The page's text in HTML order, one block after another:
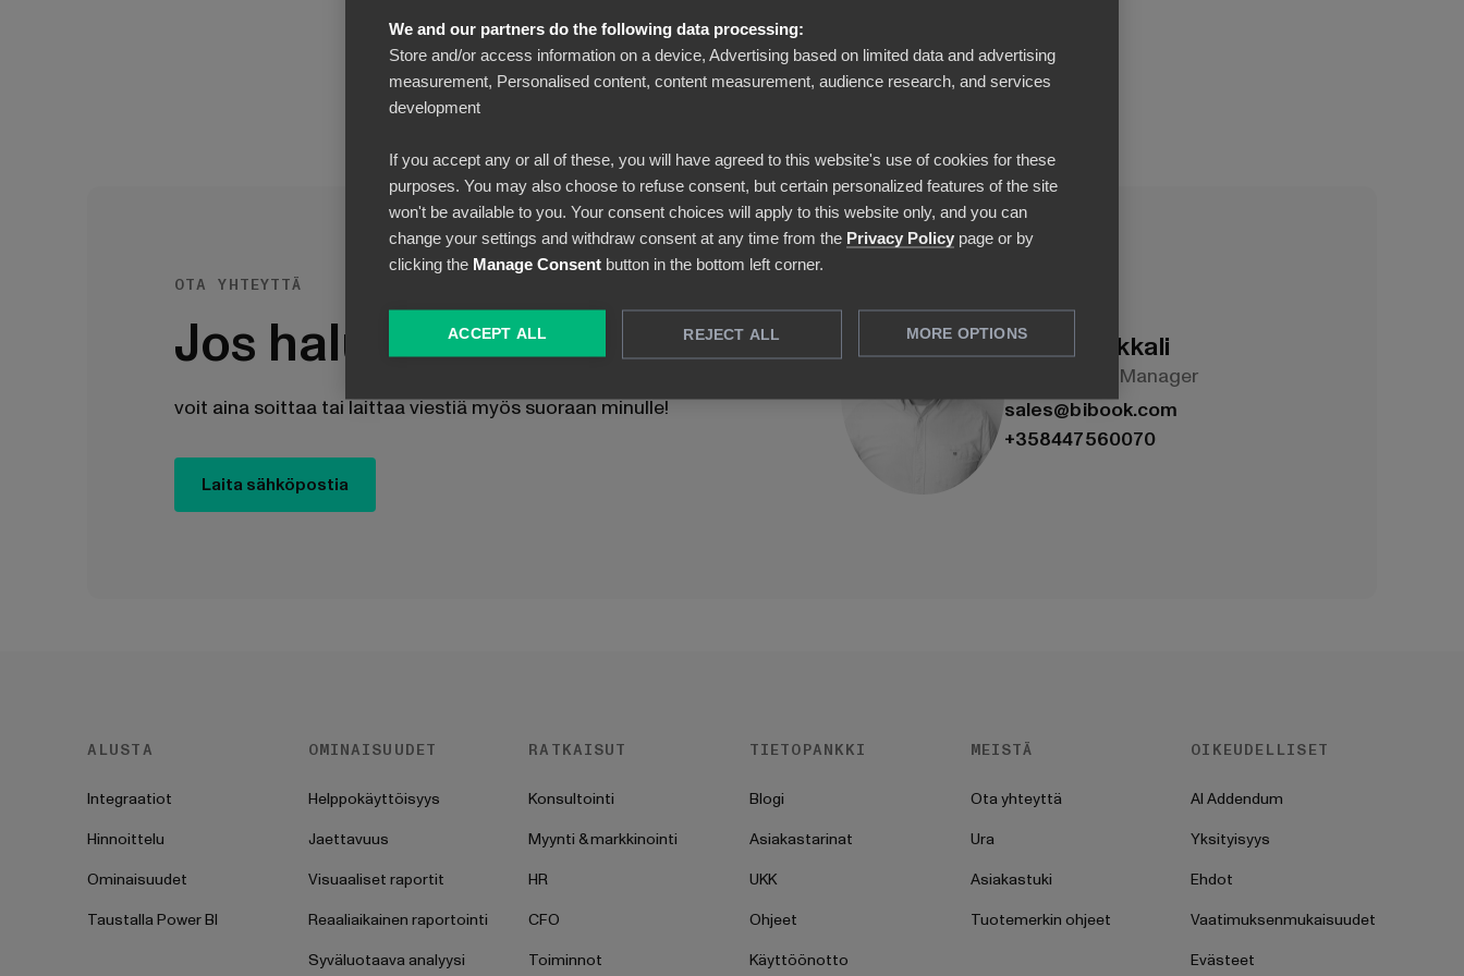
We and our partners do the following data processing:
Store and/or access information on a device, Advertising based on limited data and advertising
measurement, Personalised content, content measurement, audience research, and services
development
If you accept any or all of these, you will have agreed to this website's use of cookies for these
purposes. You may also choose to refuse consent, but certain personalized features of the site
won't be available to you. Your consent choices will apply to this website only, and you can
change your settings and withdraw consent at any time from the Privacy Policy page or by
clicking the Manage Consent button in the bottom left corner.
ACCEPT ALL REJECT ALL MORE OPTIONS
OTA YHTEYTTÄ
Jos haluat lisätietoja...
voit aina soittaa tai laittaa viestiä myös suoraan minulle!
Laita sähköpostia
Simo Parkkali
Senior Sales Manager
sales@bibook.com
+358447560070
ALUSTA
Integraatiot
Hinnoittelu
Ominaisuudet
Taustalla Power BI
OMINAISUUDET
Helppokäyttöisyys
Jaettavuus
Visuaaliset raportit
Reaaliaikainen raportointi
Syväluotaava analyysi
RATKAISUT
Konsultointi
Myynti & markkinointi
HR
CFO
Toiminnot
TIETOPANKKI
Blogi
Asiakastarinat
UKK
Ohjeet
Käyttöönotto
MEISTÄ
Ota yhteyttä
Ura
Asiakastuki
Tuotemerkin ohjeet
OIKEUDELLISET
AI Addendum
Yksityisyys
Ehdot
Vaatimuksenmukaisuudet
Evästeet